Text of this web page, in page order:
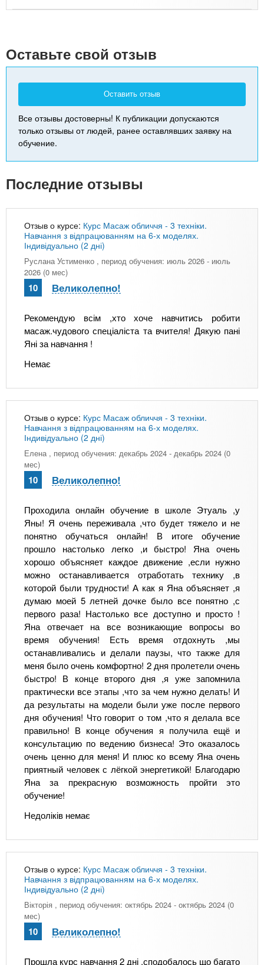
Оставьте свой отзыв
Оставить отзыв
Все отзывы достоверны! К публикации допускаются
только отзывы от людей, ранее оставлявших заявку на
обучение.
Последние отзывы
Отзыв о курсе: Курс Масаж обличчя - 3 техніки.
Навчання з відпрацюванням на 6-х моделях.
Індивідуально (2 дні)
Руслана Устименко , период обучения: июль 2026 - июль
2026 (0 мес)
Рекомендую всім ,хто хоче навчитись робити
масаж.чудового спеціаліста та вчителя! Дякую пані
Яні за навчання !
Немає
10 Великолепно!
Отзыв о курсе: Курс Масаж обличчя - 3 техніки.
Навчання з відпрацюванням на 6-х моделях.
Індивідуально (2 дні)
Елена, период обучения: декабрь 2024 - декабрь 2024 (0
мес)
Проходила онлайн обучение в школе Этуаль ,у
Яны! Я очень переживала ,что будет тяжело и не
понятно обучаться онлайн! В итоге обучение
прошло настолько легко ,и быстро! Яна очень
хорошо объясняет каждое движение ,если нужно
можно останавливается отработать технику ,в
которой были трудности! А как я Яна объясняет ,я
думаю моей 5 летней дочке было все понятно ,с
первого раза! Настолько все доступно и просто !
Яна отвечает на все возникающие вопросы во
время обучения! Есть время отдохнуть ,мы
останавливались и делали паузы, что также для
меня было очень комфортно! 2 дня пролетели очень
быстро! В конце второго дня ,я уже запомнила
практически все этапы ,что за чем нужно делать! И
да результаты на модели были уже после первого
дня обучения! Что говорит о том ,что я делала все
правильно! В конце обучения я получила ещё и
консультацию по ведению бизнеса! Это оказалось
очень ценно для меня! И плюс ко всему Яна очень
приятный человек с лёгкой энергетикой! Благодарю
Яна за прекрасную возможность пройти это
обучение!
Недоліків немає
10 Великолепно!
Отзыв о курсе: Курс Масаж обличчя - 3 техніки.
Навчання з відпрацюванням на 6-х моделях.
Індивідуально (2 дні)
Вікторія , период обучения: октябрь 2024 - октябрь 2024 (0
мес)
Прошла курс навчання 2 дні ,сподобалось що багато
10 Великолепно!